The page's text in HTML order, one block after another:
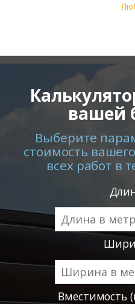
вашей
Выберите
стоимость
всех работ в
Вместимость